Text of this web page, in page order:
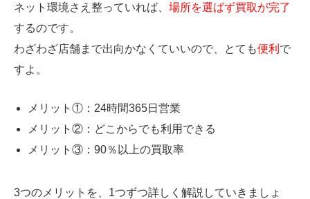
ネット環境さえ整っていれば、 場所を選ばず買取が完了
するのです。
わざわざ店舗まで出向かなくていいので、とても便利 で
すよ。
メリット①：24時間365日営業
メリット②：どこからでも利用できる
メリット③：90％以上の買取率
3つのメリットを、1つずつ詳しく解説していきましょ